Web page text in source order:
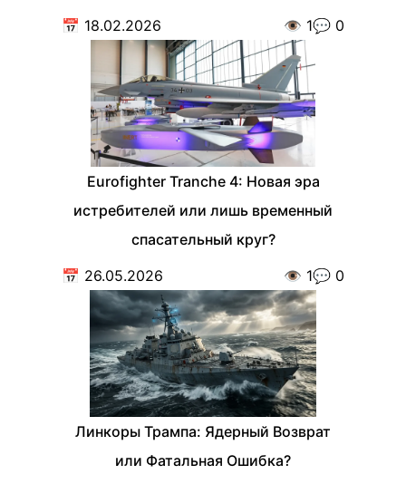
📅 18.02.2026 👁️ 1💬 0
Eurofighter Tranche 4: Новая эра
истребителей или лишь временный
спасательный круг?
📅 26.05.2026 👁️ 1💬 0
Линкоры Трампа: Ядерный Возврат
или Фатальная Ошибка?